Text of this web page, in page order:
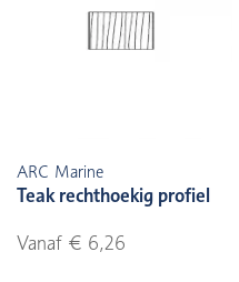
ARC Marine
Teak rechthoekig profiel
Vanaf € 6,26